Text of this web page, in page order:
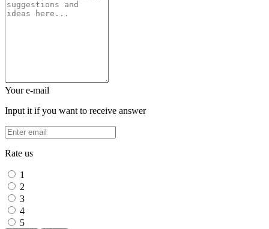
Your e-mail
Input it if you want to receive answer
Rate us
1
2
3
4
5